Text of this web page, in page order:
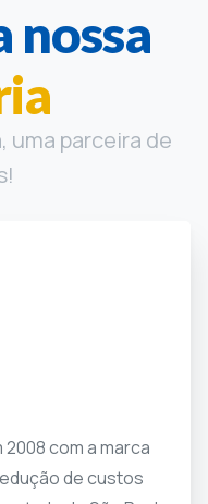
nossa
uma parceira de
com a marca
de custos